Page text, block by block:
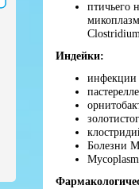
птичьего
Индейки:
инфекции
Болезни